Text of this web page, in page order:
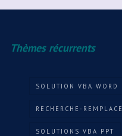
Thèmes récurrents
SOLUTION VBA WORD
RECHERCHE-REMPLACE
SOLUTIONS VBA PPT